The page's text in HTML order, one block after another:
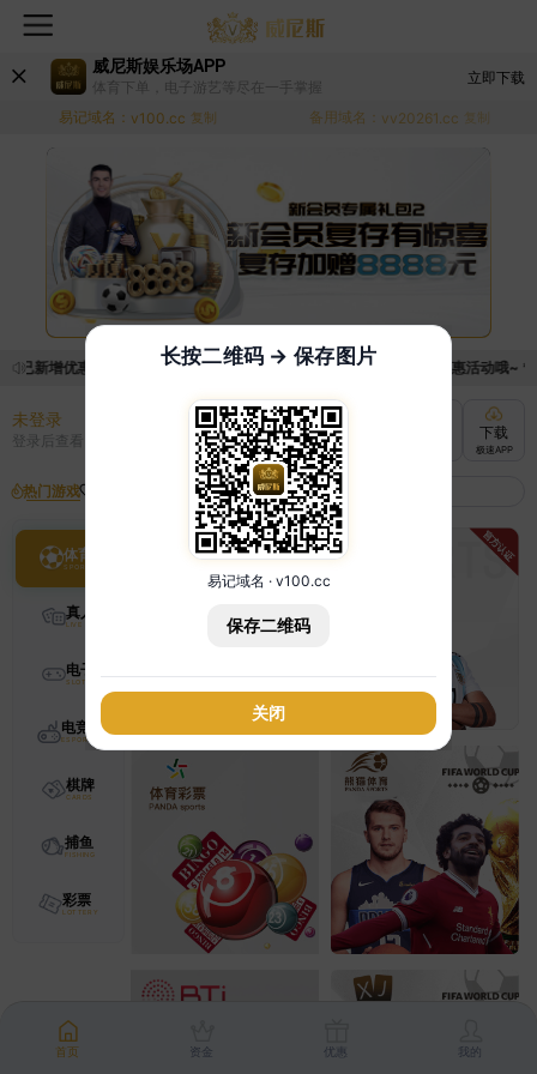
威尼斯娱乐场APP
体育下单，电子游艺等尽在一手掌握
立即下载
易记域名： v100.cc 复制 备用域名： vv20261.cc 复制
已新增优惠系统，现在可以前往【福利中心】界面领取满足条件的优惠活动哦~
未登录
登录后查看 充值
快速到账
下载
极速APP
热门游戏
体育
真人
电子
电竞
棋牌
捕鱼
彩票
首页 资金 优惠 我的
长按二维码 → 保存图片
易记域名 · v100.cc
保存二维码
关闭